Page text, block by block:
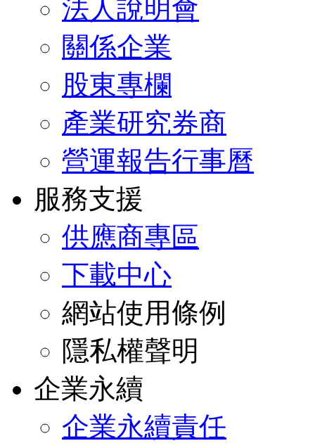
法人說明會
關係企業
股東專欄
產業研究券商
營運報告行事曆
服務支援
供應商專區
下載中心
網站使用條例
隱私權聲明
企業永續
企業永續責任